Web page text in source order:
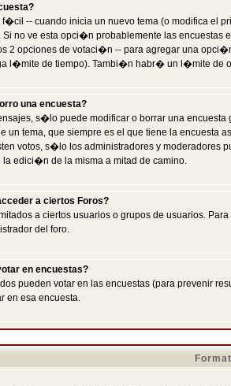
f�cil -- cuando inicia un nuevo tema (o modifica el
Si no ve esta opci�n probablemente las
2 opciones de votaci�n -- para agregar una
l�mite de tiempo). Tambi�n habr� un l�mite de
una encuesta?
s�lo puede modificar o borrar una
un tema, que siempre es el que tiene la encuesta
votos, s�lo los administradores y moderadores
la edici�n de la misma a mitad de camino.
a ciertos Foros?
a ciertos usuarios o grupos de usuarios.
del foro.
en encuestas?
pueden votar en las encuestas (para prevenir
en esa encuesta.